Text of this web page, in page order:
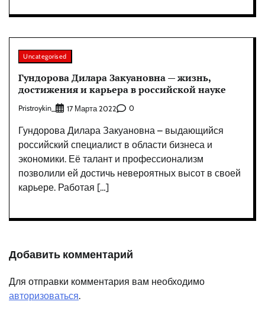
Uncategorised
Гундорова Дилара Закуановна — жизнь,
достижения и карьера в российской науке
Pristroykin_ 17 Марта 2022 0
Гундорова Дилара Закуановна – выдающийся
российский специалист в области бизнеса и
экономики. Её талант и профессионализм
позволили ей достичь невероятных высот в своей
карьере. Работая […]
Добавить комментарий
Для отправки комментария вам необходимо
авторизоваться.